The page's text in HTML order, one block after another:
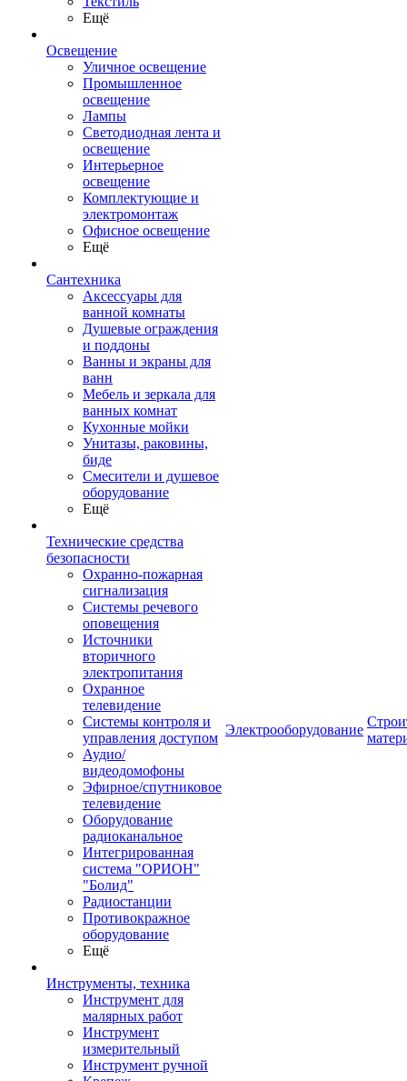
Ещё
Освещение
Уличное освещение
Промышленное
освещение
Лампы
Светодиодная лента и
освещение
Интерьерное
освещение
Комплектующие и
электромонтаж
Офисное освещение
Ещё
Сантехника
Аксессуары для
ванной комнаты
Душевые ограждения
и поддоны
Ванны и экраны для
ванн
Мебель и зеркала для
ванных комнат
Кухонные мойки
Унитазы, раковины,
биде
Смесители и душевое
оборудование
Ещё
Технические средства
безопасности
Охранно-пожарная
сигнализация
Системы речевого
оповещения
Источники
вторичного
электропитания
Охранное
телевидение
Системы контроля и
управления доступом
Аудио/
видеодомофоны
Эфирное/спутниковое
телевидение
Оборудование
радиоканальное
Интегрированная
система "ОРИОН"
"Болид"
Радиостанции
Противокражное
оборудование
Ещё
Инструменты, техника
Инструмент для
малярных работ
Инструмент
измерительный
Инструмент ручной
Электрооборудование